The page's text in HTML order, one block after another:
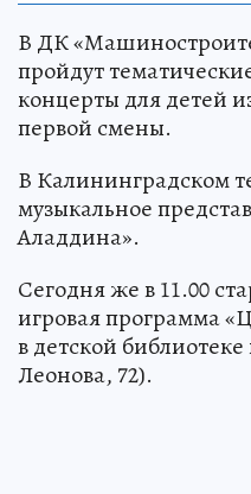
В ДК
пройдут
концерты для детей
первой смены.
В Калининградском
музыкальное
Аладдина».
Сегодня же в 11.00
игровая программа
в детской
Леонова, 72).